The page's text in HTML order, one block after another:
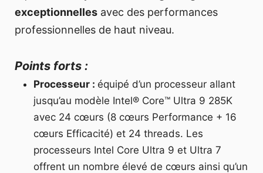
exceptionnelles avec des performances
professionnelles de haut niveau.
Points forts :
Processeur : équipé d’un processeur allant
jusqu’au modèle Intel® Core™ Ultra 9 285K
avec 24 cœurs (8 cœurs Performance + 16
cœurs Efficacité) et 24 threads. Les
processeurs Intel Core Ultra 9 et Ultra 7
offrent un nombre élevé de cœurs ainsi qu’un